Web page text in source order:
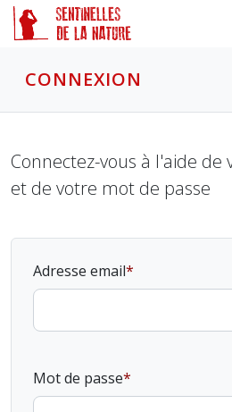
CONNEXION
Connectez-vous à l'aide de
et de votre mot de passe
Adresse email
Mot de passe
Panneau de gestion des cookies